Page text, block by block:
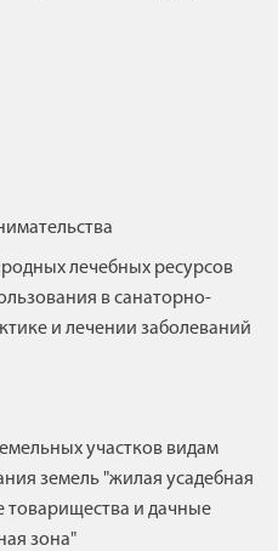
лечебных ресурсов
в санаторно-
и лечении заболеваний
участков видам
земель "жилая усадебная
товарищества и дачные
зона"